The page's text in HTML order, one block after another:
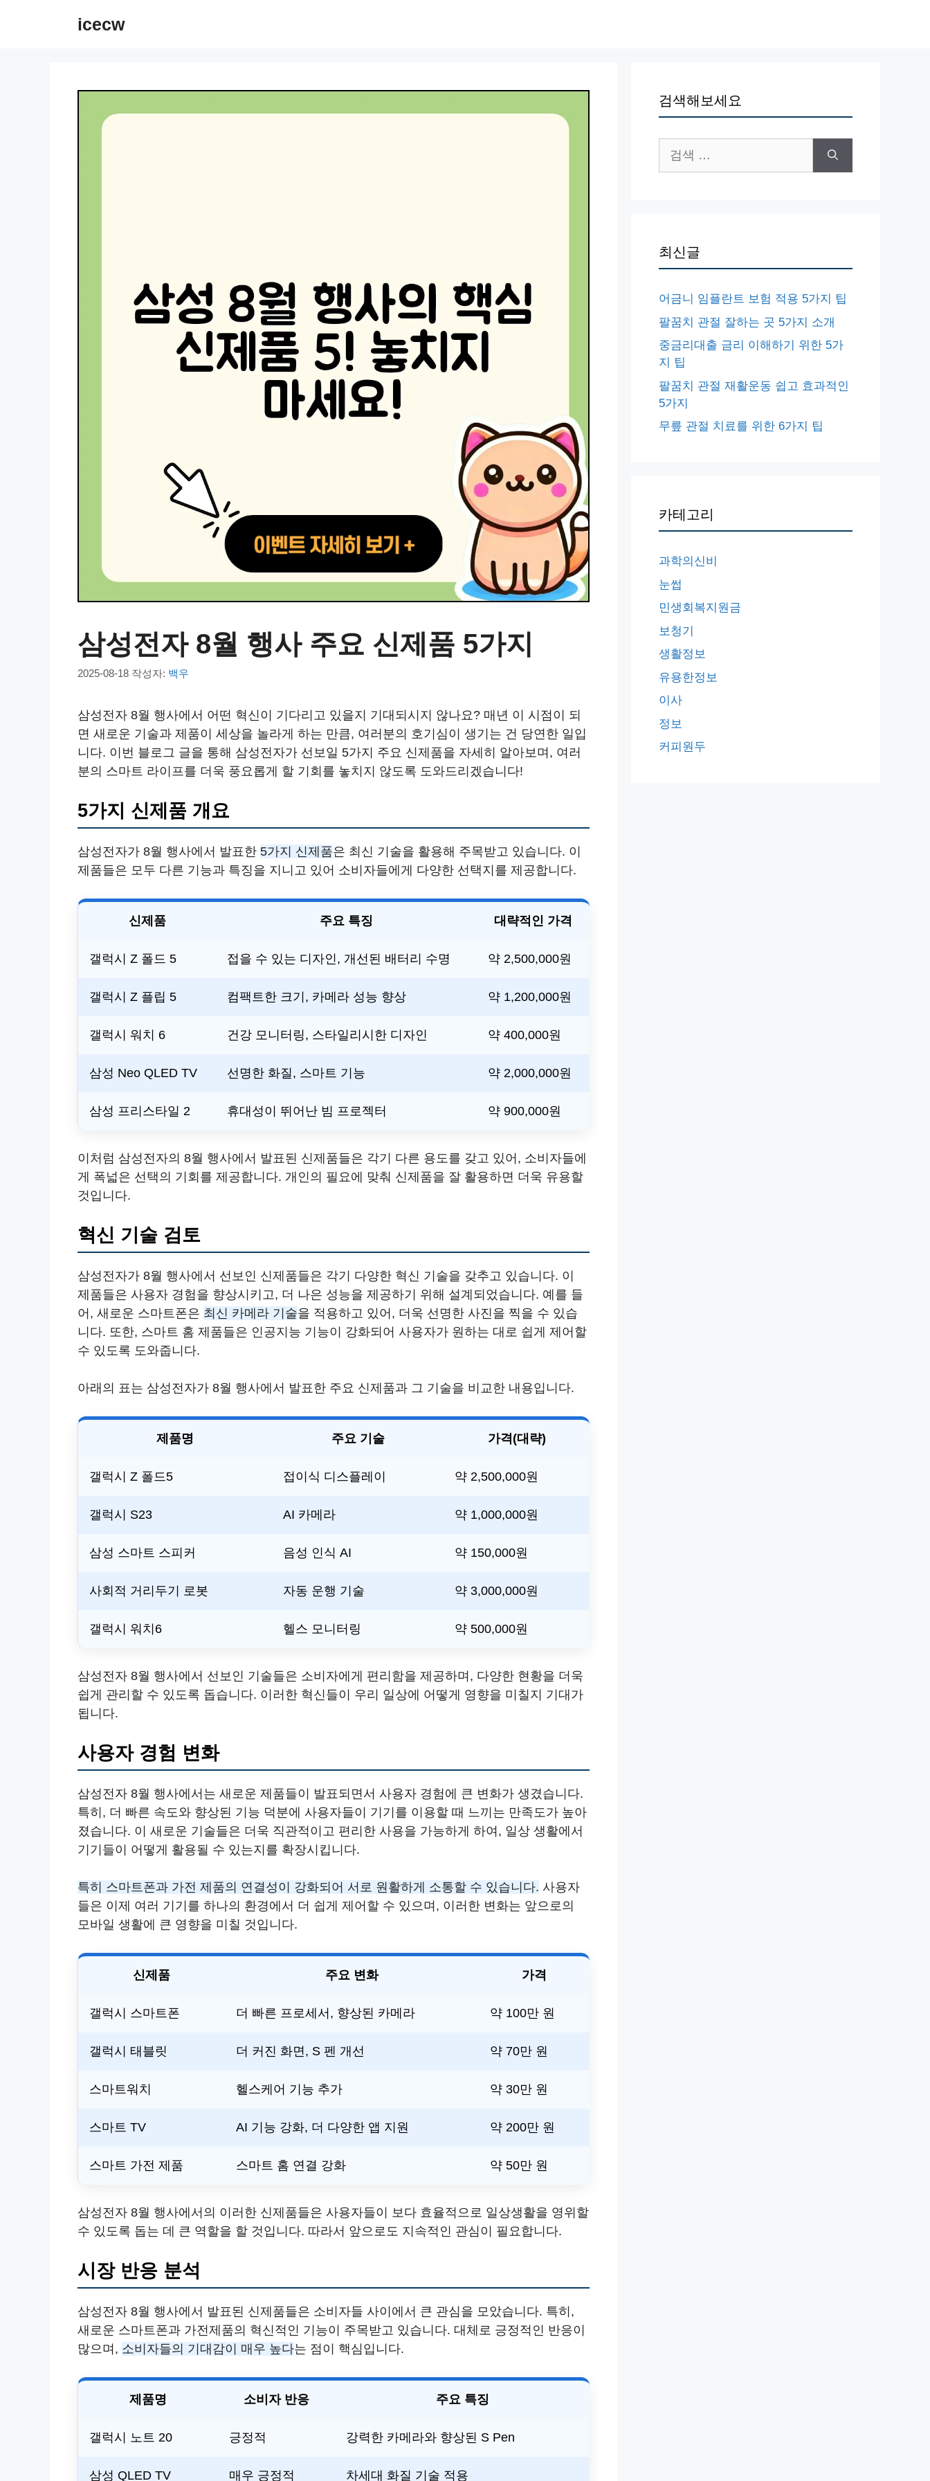
icecw
삼성전자 8월 행사 주요 신제품 5가지
2025-08-18 작성자: 백우
삼성전자 8월 행사에서 어떤 혁신이 기다리고 있을지 기대되시지 않나요? 매년 이 시점이 되
면 새로운 기술과 제품이 세상을 놀라게 하는 만큼, 여러분의 호기심이 생기는 건 당연한 일입
니다. 이번 블로그 글을 통해 삼성전자가 선보일 5가지 주요 신제품을 자세히 알아보며, 여러
분의 스마트 라이프를 더욱 풍요롭게 할 기회를 놓치지 않도록 도와드리겠습니다!
5가지 신제품 개요
삼성전자가 8월 행사에서 발표한 5가지 신제품은 최신 기술을 활용해 주목받고 있습니다. 이
제품들은 모두 다른 기능과 특징을 지니고 있어 소비자들에게 다양한 선택지를 제공합니다.
신제품 주요 특징 대략적인 가격
갤럭시 Z 폴드 5 접을 수 있는 디자인, 개선된 배터리 수명 약 2,500,000원
갤럭시 Z 플립 5 컴팩트한 크기, 카메라 성능 향상 약 1,200,000원
갤럭시 워치 6 건강 모니터링, 스타일리시한 디자인 약 400,000원
삼성 Neo QLED TV 선명한 화질, 스마트 기능 약 2,000,000원
삼성 프리스타일 2 휴대성이 뛰어난 빔 프로젝터 약 900,000원
이처럼 삼성전자의 8월 행사에서 발표된 신제품들은 각기 다른 용도를 갖고 있어, 소비자들에
게 폭넓은 선택의 기회를 제공합니다. 개인의 필요에 맞춰 신제품을 잘 활용하면 더욱 유용할
것입니다.
혁신 기술 검토
삼성전자가 8월 행사에서 선보인 신제품들은 각기 다양한 혁신 기술을 갖추고 있습니다. 이
제품들은 사용자 경험을 향상시키고, 더 나은 성능을 제공하기 위해 설계되었습니다. 예를 들
어, 새로운 스마트폰은 최신 카메라 기술을 적용하고 있어, 더욱 선명한 사진을 찍을 수 있습
니다. 또한, 스마트 홈 제품들은 인공지능 기능이 강화되어 사용자가 원하는 대로 쉽게 제어할
수 있도록 도와줍니다.
아래의 표는 삼성전자가 8월 행사에서 발표한 주요 신제품과 그 기술을 비교한 내용입니다.
제품명 주요 기술 가격(대략)
갤럭시 Z 폴드5 접이식 디스플레이 약 2,500,000원
갤럭시 S23 AI 카메라 약 1,000,000원
삼성 스마트 스피커 음성 인식 AI 약 150,000원
사회적 거리두기 로봇 자동 운행 기술 약 3,000,000원
갤럭시 워치6 헬스 모니터링 약 500,000원
삼성전자 8월 행사에서 선보인 기술들은 소비자에게 편리함을 제공하며, 다양한 현황을 더욱
쉽게 관리할 수 있도록 돕습니다. 이러한 혁신들이 우리 일상에 어떻게 영향을 미칠지 기대가
됩니다.
사용자 경험 변화
삼성전자 8월 행사에서는 새로운 제품들이 발표되면서 사용자 경험에 큰 변화가 생겼습니다.
특히, 더 빠른 속도와 향상된 기능 덕분에 사용자들이 기기를 이용할 때 느끼는 만족도가 높아
졌습니다. 이 새로운 기술들은 더욱 직관적이고 편리한 사용을 가능하게 하여, 일상 생활에서
기기들이 어떻게 활용될 수 있는지를 확장시킵니다.
특히 스마트폰과 가전 제품의 연결성이 강화되어 서로 원활하게 소통할 수 있습니다. 사용자
들은 이제 여러 기기를 하나의 환경에서 더 쉽게 제어할 수 있으며, 이러한 변화는 앞으로의
모바일 생활에 큰 영향을 미칠 것입니다.
신제품 주요 변화 가격
갤럭시 스마트폰 더 빠른 프로세서, 향상된 카메라 약 100만 원
갤럭시 태블릿 더 커진 화면, S 펜 개선 약 70만 원
스마트워치 헬스케어 기능 추가 약 30만 원
스마트 TV AI 기능 강화, 더 다양한 앱 지원 약 200만 원
스마트 가전 제품 스마트 홈 연결 강화 약 50만 원
삼성전자 8월 행사에서의 이러한 신제품들은 사용자들이 보다 효율적으로 일상생활을 영위할
수 있도록 돕는 데 큰 역할을 할 것입니다. 따라서 앞으로도 지속적인 관심이 필요합니다.
시장 반응 분석
삼성전자 8월 행사에서 발표된 신제품들은 소비자들 사이에서 큰 관심을 모았습니다. 특히,
새로운 스마트폰과 가전제품의 혁신적인 기능이 주목받고 있습니다. 대체로 긍정적인 반응이
많으며, 소비자들의 기대감이 매우 높다는 점이 핵심입니다.
제품명 소비자 반응 주요 특징
갤럭시 노트 20 긍정적 강력한 카메라와 향상된 S Pen
삼성 QLED TV 매우 긍정적 차세대 화질 기술 적용
검색해보세요
색:
최신글
어금니 임플란트 보험 적용 5가지 팁
팔꿈치 관절 잘하는 곳 5가지 소개
중금리대출 금리 이해하기 위한 5가
지 팁
팔꿈치 관절 재활운동 쉽고 효과적인
5가지
무릎 관절 치료를 위한 6가지 팁
카테고리
과학의신비
눈썹
민생회복지원금
보청기
생활정보
유용한정보
이사
정보
커피원두